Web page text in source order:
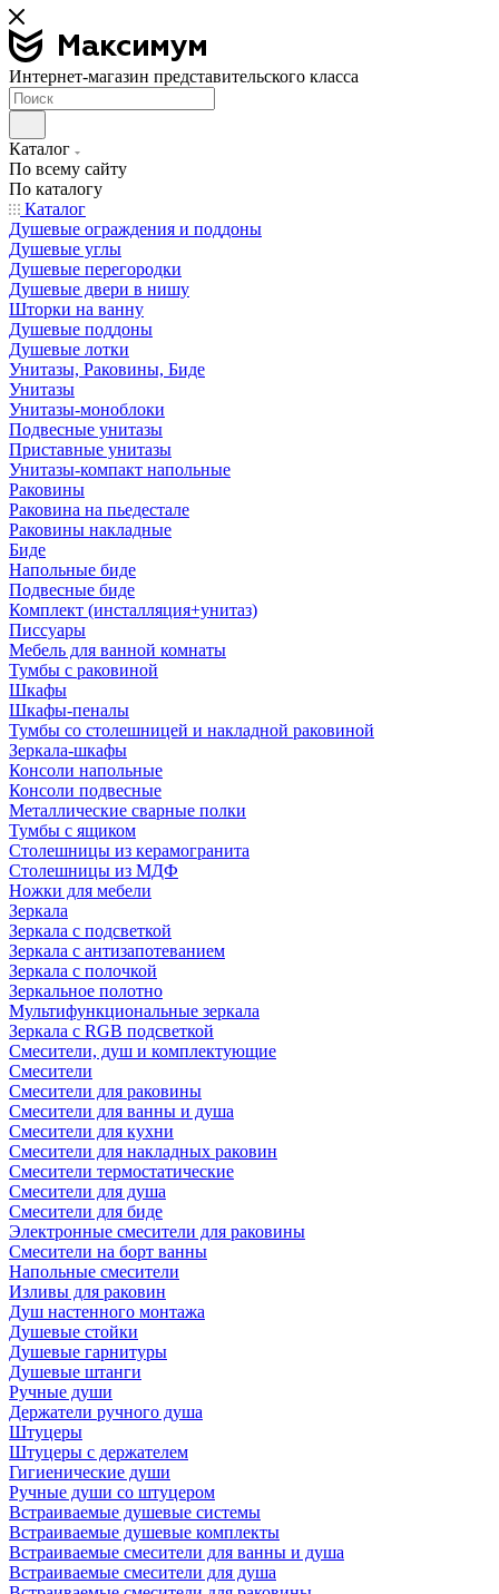
Интернет-магазин представительского класса
Каталог
По всему сайту
По каталогу
Каталог
Душевые ограждения и поддоны
Душевые углы
Душевые перегородки
Душевые двери в нишу
Шторки на ванну
Душевые поддоны
Душевые лотки
Унитазы, Раковины, Биде
Унитазы
Унитазы-моноблоки
Подвесные унитазы
Приставные унитазы
Унитазы-компакт напольные
Раковины
Раковина на пьедестале
Раковины накладные
Биде
Напольные биде
Подвесные биде
Комплект (инсталляция+унитаз)
Писсуары
Мебель для ванной комнаты
Тумбы с раковиной
Шкафы
Шкафы-пеналы
Тумбы со столешницей и накладной раковиной
Зеркала-шкафы
Консоли напольные
Консоли подвесные
Металлические сварные полки
Тумбы с ящиком
Столешницы из керамогранита
Столешницы из МДФ
Ножки для мебели
Зеркала
Зеркала с подсветкой
Зеркала с антизапотеванием
Зеркала с полочкой
Зеркальное полотно
Мультифункциональные зеркала
Зеркала c RGB подсветкой
Смесители, душ и комплектующие
Смесители
Смесители для раковины
Смесители для ванны и душа
Смесители для кухни
Смесители для накладных раковин
Смесители термостатические
Смесители для душа
Смесители для биде
Электронные смесители для раковины
Смесители на борт ванны
Напольные смесители
Изливы для раковин
Душ настенного монтажа
Душевые стойки
Душевые гарнитуры
Душевые штанги
Ручные души
Держатели ручного душа
Штуцеры
Штуцеры с держателем
Гигиенические души
Ручные души со штуцером
Встраиваемые душевые системы
Встраиваемые душевые комплекты
Встраиваемые смесители для ванны и душа
Встраиваемые смесители для душа